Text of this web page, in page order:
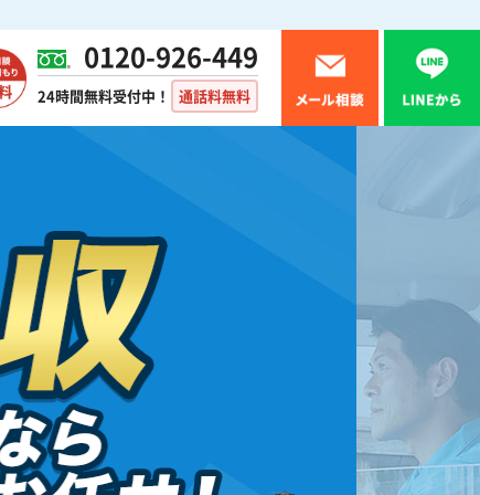
0120-926-449
24時間無料受付中！ 通話料無料